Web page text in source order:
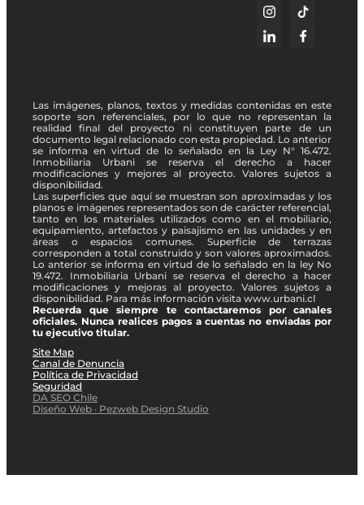
Las imágenes, planos, textos y medidas contenidas en este
soporte son referenciales, por lo que no representan la
realidad final del proyecto ni constituyen parte de un
documento legal relacionado con esta propiedad. Lo anterior
se informa en virtud de lo señalado en la Ley N° 16.472.
Inmobiliaria Urbani se reserva el derecho a hacer
modificaciones y mejores al proyecto. Valores sujetos a
disponibilidad.
Las superficies que aquí se muestran son aproximadas y los
planos e imágenes representados son de carácter referencial,
tanto en los materiales utilizados como en el mobiliario,
equipamiento, artefactos y paisajismo en las unidades y en
áreas o espacios comunes. Superficie de terrazas
corresponden a total construido y son valores aproximados.
Lo anterior se informa en virtud de lo señalado en la ley No
19.472. Inmobiliaria Urbani se reserva el derecho a hacer
modificaciones y mejoras al proyecto. Valores sujetos a
disponibilidad. Para más información visita www.urbani.cl
Recuerda que siempre te contactaremos por canales
oficiales. Nunca realices pagos a cuentas no enviadas por
tu ejecutivo titular.
Site Map
Canal de Denuncia
Política de Privacidad
Seguridad
DA SEO Chile
Diseño Web · Pezweb Design Studio